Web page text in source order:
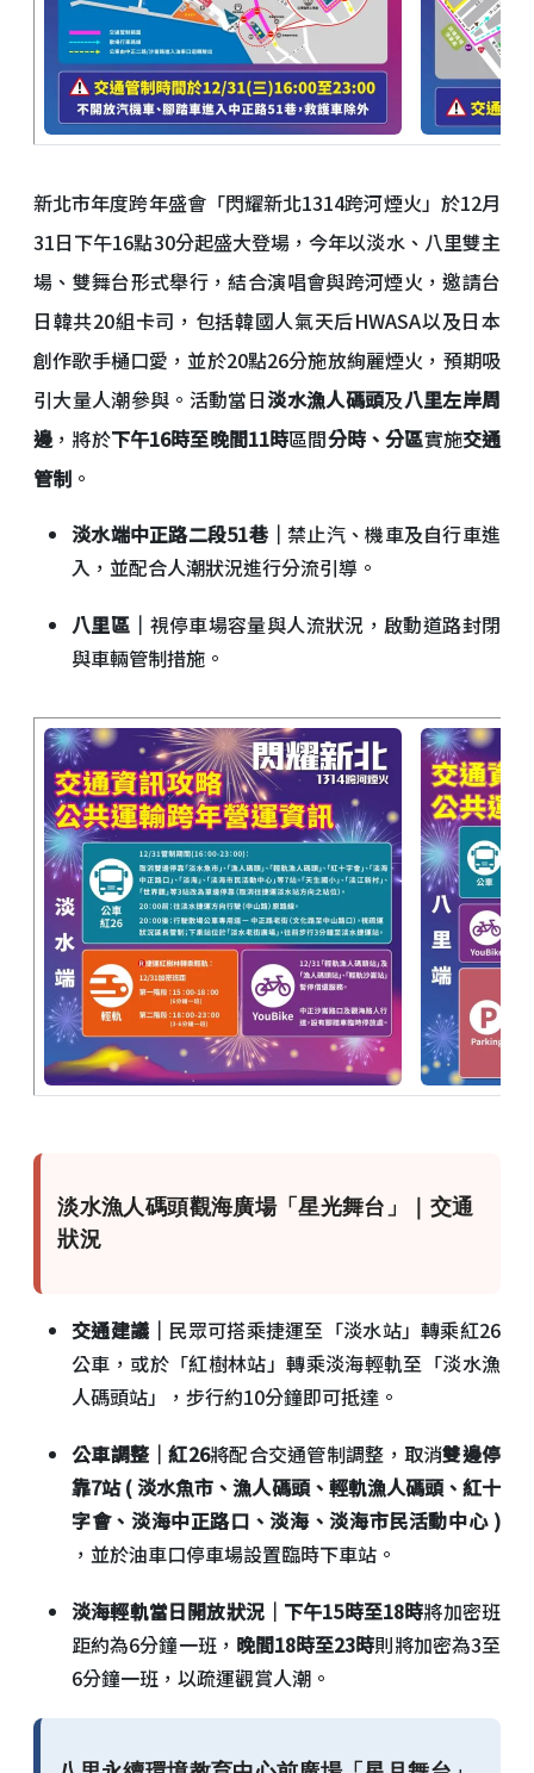
新北市年度跨年盛會「閃耀新北1314跨河煙火」於12月
31日下午16點30分起盛大登場，今年以淡水、八里雙主
場、雙舞台形式舉行，結合演唱會與跨河煙火，邀請台
日韓共20組卡司，包括韓國人氣天后HWASA以及日本
創作歌手樋口愛，並於20點26分施放絢麗煙火，預期吸
引大量人潮參與。活動當日淡水漁人碼頭及八里左岸周
邊，將於下午16時至晚間11時區間分時、分區實施交通
管制 。
淡水端中正路二段51巷｜禁止汽、機車及自行車進
入，並配合人潮狀況進行分流引導。
八里區｜ 視停車場容量與人流狀況，啟動道路封閉
與車輛管制措施。
淡水漁人碼頭觀海廣場「星光舞台」｜交通
狀況
交通建議｜ 民眾可搭乘捷運至「淡水站」轉乘紅26
公車，或於「紅樹林站」轉乘淡海輕軌至「淡水漁
人碼頭站」，步行約10分鐘即可抵達。
公車調整｜紅26將配合交通管制調整，取消雙邊停
靠7站 ( 淡水魚市、漁人碼頭、輕軌漁人碼頭、紅十
字會、淡海中正路口、淡海、淡海市民活動中心 )
，並於油車口停車場設置臨時下車站。
淡海輕軌當日開放狀況｜下午15時至18時將加密班
距約為6分鐘一班， 晚間18時至23時則將加密為3至
6分鐘一班，以疏運觀賞人潮。